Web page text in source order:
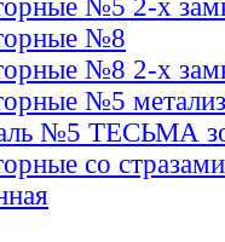
№5 2-х
№8
№8 2-х
№5
№5 ТЕСЬМА
со стразами